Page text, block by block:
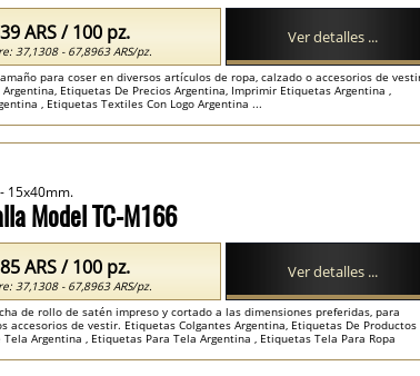
para coser en diversos artículos de ropa, calzado o accesorios de
Etiquetas De Precios Argentina, Imprimir Etiquetas Argentina ,
, Etiquetas Textiles Con Logo Argentina ...
ARS / 100 pz.
37,1308 - 67,8963 ARS/pz.
Ver detalles ...
Model TC-M166
15x40mm.
de rollo de satén impreso y cortado a las dimensiones preferidas, para
accesorios de vestir. Etiquetas Colgantes Argentina, Etiquetas De Productos
Argentina , Etiquetas Para Tela Argentina , Etiquetas Tela Para Ropa
ARS / 100 pz.
37,1308 - 67,8963 ARS/pz.
Ver detalles ...